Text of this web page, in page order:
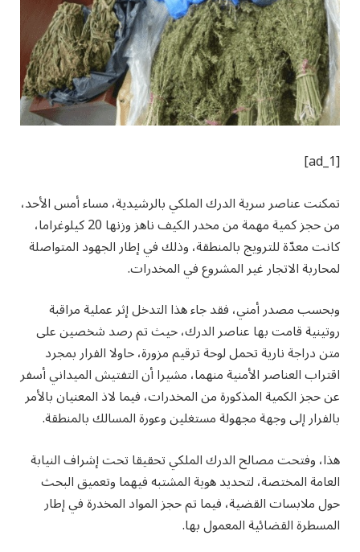
[ad_1]
تمكنت عناصر سرية الدرك الملكي بالرشيدية، مساء أمس الأحد،
من حجز كمية مهمة من مخدر الكيف ناهز وزنها 20 كيلوغراما،
كانت معدّة للترويج بالمنطقة، وذلك في إطار الجهود المتواصلة
لمحاربة الاتجار غير المشروع في المخدرات.
وبحسب مصدر أمني، فقد جاء هذا التدخل إثر عملية مراقبة
روتينية قامت بها عناصر الدرك، حيث تم رصد شخصين على
متن دراجة نارية تحمل لوحة ترقيم مزورة، حاولا الفرار بمجرد
اقتراب العناصر الأمنية منهما، مشيرا أن التفتيش الميداني أسفر
عن حجز الكمية المذكورة من المخدرات، فيما لاذ المعنيان بالأمر
بالفرار إلى وجهة مجهولة مستغلين وعورة المسالك بالمنطقة.
هذا، وفتحت مصالح الدرك الملكي تحقيقا تحت إشراف النيابة
العامة المختصة، لتحديد هوية المشتبه فيهما وتعميق البحث
حول ملابسات القضية، فيما تم حجز المواد المخدرة في إطار
المسطرة القضائية المعمول بها.